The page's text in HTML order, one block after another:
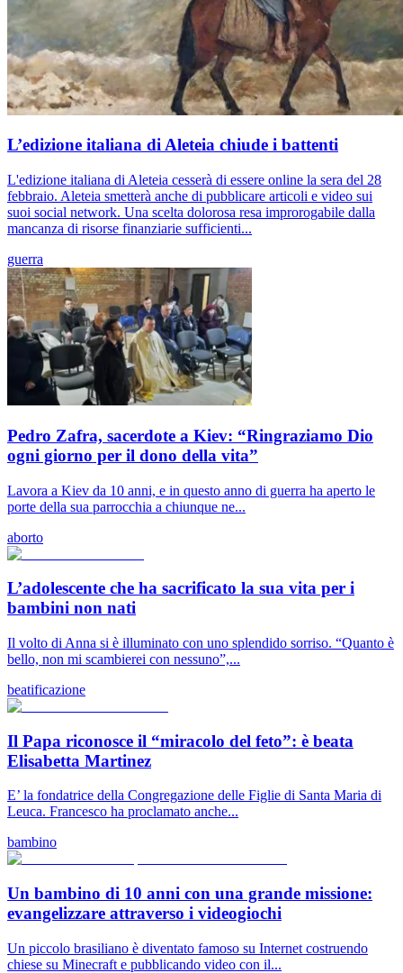
L’edizione italiana di Aleteia chiude i battenti
L'edizione italiana di Aleteia cesserà di essere online la sera del 28
febbraio. Aleteia smetterà anche di pubblicare articoli e video sui
suoi social network. Una scelta dolorosa resa improrogabile dalla
mancanza di risorse finanziarie sufficienti...
guerra
Pedro Zafra, sacerdote a Kiev: “Ringraziamo Dio
ogni giorno per il dono della vita”
Lavora a Kiev da 10 anni, e in questo anno di guerra ha aperto le
porte della sua parrocchia a chiunque ne...
aborto
L’adolescente che ha sacrificato la sua vita per i
bambini non nati
Il volto di Anna si è illuminato con uno splendido sorriso. “Quanto è
bello, non mi scambierei con nessuno”,...
beatificazione
Il Papa riconosce il “miracolo del feto”: è beata
Elisabetta Martinez
E’ la fondatrice della Congregazione delle Figlie di Santa Maria di
Leuca. Francesco ha proclamato anche...
bambino
Un bambino di 10 anni con una grande missione:
evangelizzare attraverso i videogiochi
Un piccolo brasiliano è diventato famoso su Internet costruendo
chiese su Minecraft e pubblicando video con il...